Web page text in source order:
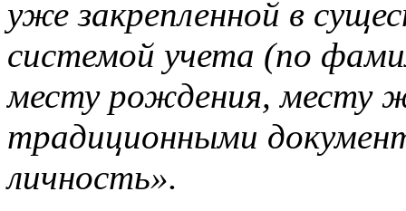
уже закрепленной в
системой учета (по
месту рождения, месту
традиционными
личность».